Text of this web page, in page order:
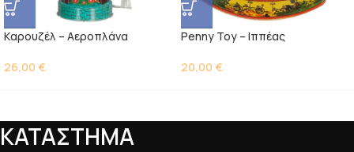
Kαρουζέλ – Αεροπλάνα
26,00 €
Penny Toy – Ιππέας
20,00 €
ΚΑΤΑΣΤΗΜΑ